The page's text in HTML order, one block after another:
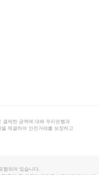
결제한 금액에 대해 우리은행과
을 체결하여 안전거래를 보장하고
함되어 있습니다.